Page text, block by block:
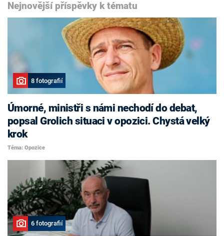
Nejnovější příspěvky k tématu
8 fotografií
Úmorné, ministři s námi nechodí do debat,
popsal Grolich situaci v opozici. Chystá velký
krok
Téma: Opozice
6 fotografií